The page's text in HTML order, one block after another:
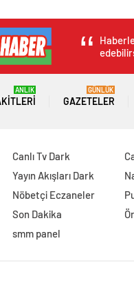
ANLIK
GAZETELER
GÜNLÜK
Canlı Tv Dark
Yayın Akışları Dark
Nöbetçi Eczaneler
Son Dakika
smm panel